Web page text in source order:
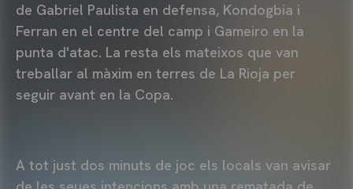
de Gabriel Paulista en defensa, Kondogbia i
Ferran en el centre del camp i Gameiro en la
punta d'atac. La resta els mateixos que van
treballar al màxim en terres de La Rioja per
seguir avant en la Copa.
A tot just dos minuts de joc els locals van avisar